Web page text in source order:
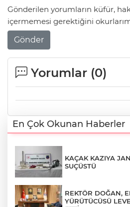
Gönderilen yorumların küfür,
içermemesi gerektiğini
Gönder
Yorumlar (0)
En Çok Okunan Haberler
KAÇAK KAZIYA
SUÇÜSTÜ
REKTÖR DOĞAN,
YÜRÜTÜCÜSÜ